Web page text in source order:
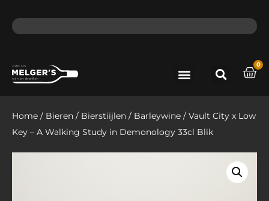
0
Home / Bieren / Bierstiijlen / Barleywine / Vault City x Low
Key – A Walking Study in Demonology 33cl Blik